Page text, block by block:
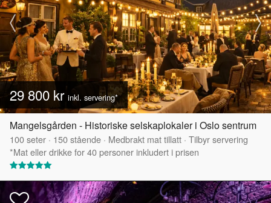
29 800 kr inkl. servering*
Mangelsgården - Historiske selskaplokaler i Oslo sentrum
100seter · 150stående · Medbrakt mat tillatt · Tilbyr servering
*Mat eller drikke for 40 personer inkludert i prisen